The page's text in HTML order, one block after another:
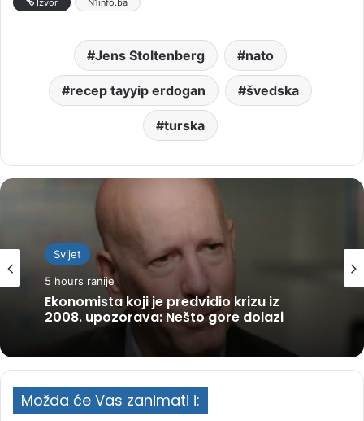
Jens Stoltenberg nato
recep tayyip erdogan švedska
turska
Svijet
5 hours ranije
Ekonomista koji je predvidio krizu iz
2008. upozorava: Nešto gore dolazi
Region
5 hours ranije
Putin planira udar na Litvaniju koristeći
Možda će Vas zanimati i: